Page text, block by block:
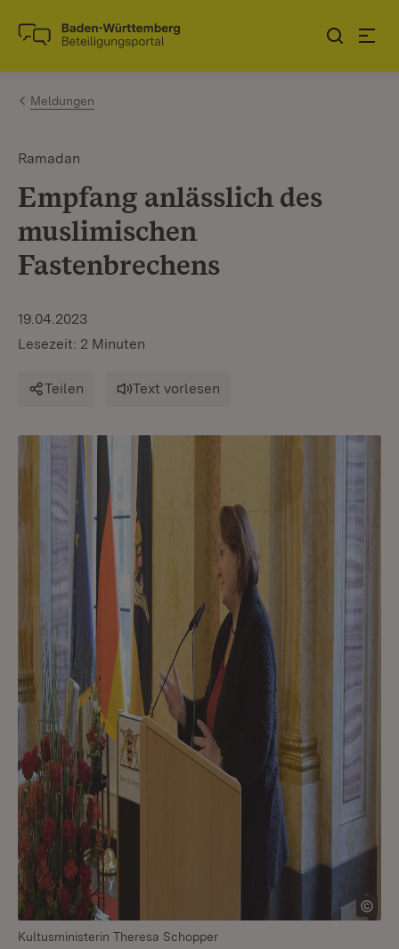
Zum Inhalt springen
Link zur Startseite
Meldungen
Ramadan
Empfang anlässlich des
muslimischen
Fastenbrechens
19.04.2023
Lesezeit: 2 Minuten
Teilen Text vorlesen
Kultusministerin Theresa Schopper